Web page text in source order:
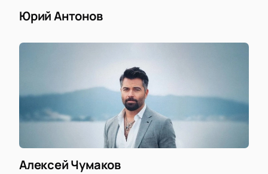
Юрий Антонов
Алексей Чумаков